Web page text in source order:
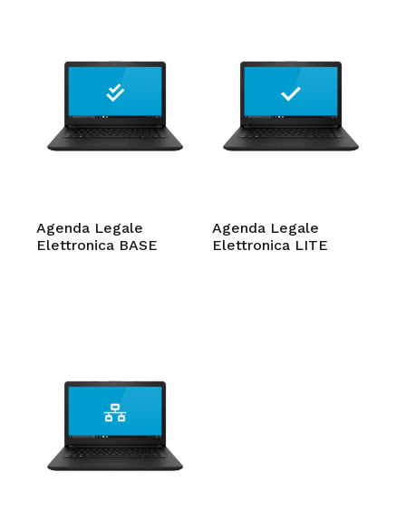
Agenda Legale
Elettronica BASE
Agenda Legale
Elettronica LITE